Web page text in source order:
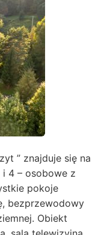
” znajduje się na
4 – osobowe z
pokoje
bezprzewodowy
Obiekt